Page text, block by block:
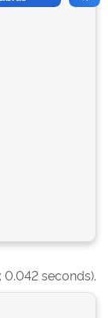
0.042 seconds).